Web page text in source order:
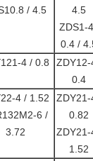
4.5
ZDS1-
0.4 /
/ 4.5
ZDY12-
0.4
4 / 0.8
ZDY21-
0.82
ZDY21-
1.52
4 / 1.52
6 /
3.72